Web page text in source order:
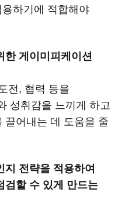
하기에 적합해야
한 게이미피케이션
전, 협력 등을
성취감을 느끼게 하고
끌어내는 데 도움을 줄
지 전략을 적용하여
검할 수 있게 만드는